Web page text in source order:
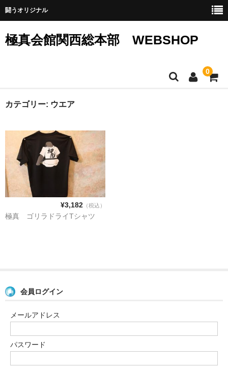
闘うオリジナル
極真会館関西総本部 WEBSHOP
0
SHOPホーム
グッズ
サイトマップ
カート
カテゴリー: ウエア
¥3,182（税込）
極真 ゴリラドライTシャツ
会員ログイン
メールアドレス
パスワード